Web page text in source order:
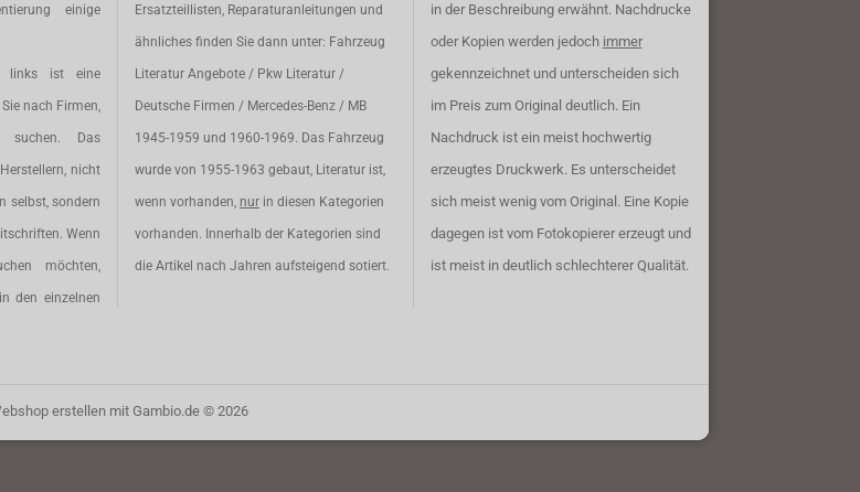
einige
links ist eine
nach Firmen,
suchen. Das
nicht
selbst, sondern
Wenn
möchten,
den einzelnen
Ersatzteillisten, Reparaturanleitungen und
ähnliches finden Sie dann unter: Fahrzeug
Literatur Angebote / Pkw Literatur /
Deutsche Firmen / Mercedes-Benz / MB
1945-1959 und 1960-1969. Das Fahrzeug
wurde von 1955-1963 gebaut, Literatur ist,
wenn vorhanden, nur in diesen Kategorien
vorhanden. Innerhalb der Kategorien sind
die Artikel nach Jahren aufsteigend sotiert.
in der Beschreibung erwähnt. Nachdrucke
oder Kopien werden jedoch immer
gekennzeichnet und unterscheiden sich
im Preis zum Original deutlich. Ein
Nachdruck ist ein meist hochwertig
erzeugtes Druckwerk. Es unterscheidet
sich meist wenig vom Original. Eine Kopie
dagegen ist vom Fotokopierer erzeugt und
ist meist in deutlich schlechterer Qualität.
erstellenmit Gambio.de © 2026